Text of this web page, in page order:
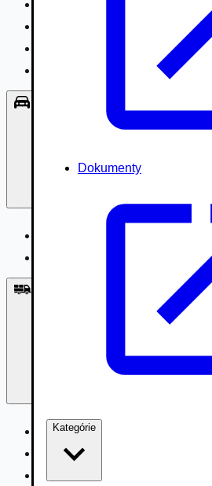
Dokumenty
Kategórie
Lode/člny, lietadlá/vznášadlá
Príslušenstvo, Oblečenie
Nákladné vozidlá 3,5 - 7,5t
Nákladné vozidlá nad 7,5t